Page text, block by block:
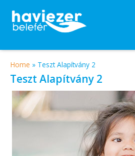
Home » Teszt Alapítvány 2
Teszt Alapítvány 2